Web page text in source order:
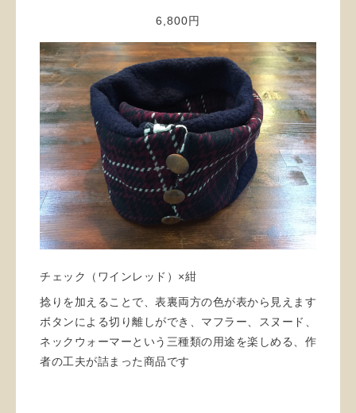
6,800円
チェック（ワインレッド）×紺
捻りを加えることで、表裏両方の色が表から見えます
ボタンによる切り離しができ、マフラー、スヌード、
ネックウォーマーという三種類の用途を楽しめる、作
者の工夫が詰まった商品です